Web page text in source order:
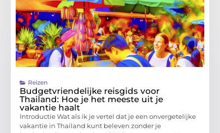
Reizen
Budgetvriendelijke reisgids voor
Thailand: Hoe je het meeste uit je
vakantie haalt
Introductie Wat als ik je vertel dat je een onvergetelijke
vakantie in Thailand kunt beleven zonder je